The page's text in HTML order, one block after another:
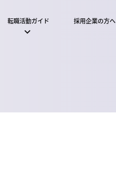
転職活動ガイド 採用企業の方へ